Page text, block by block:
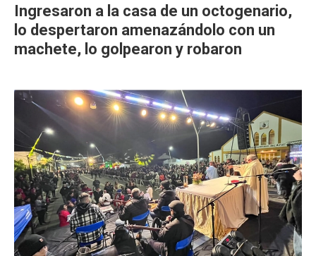
Ingresaron a la casa de un octogenario,
lo despertaron amenazándolo con un
machete, lo golpearon y robaron